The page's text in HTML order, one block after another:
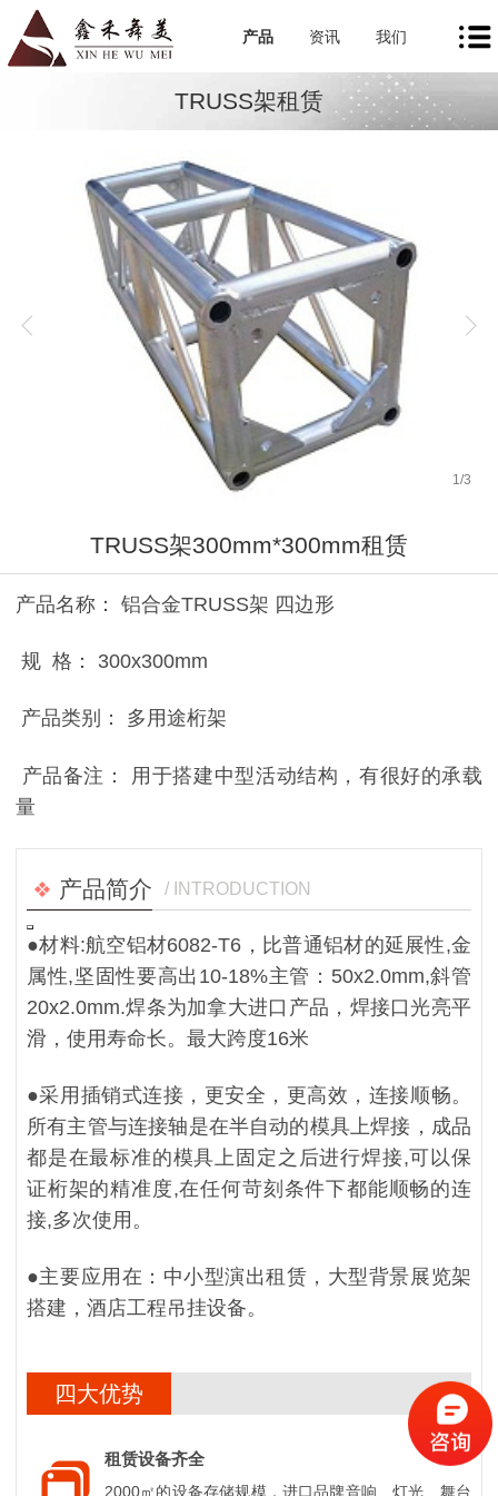
产品 资讯 我们
TRUSS架租赁
1 /3
TRUSS架300mm*300mm租赁
产品名称： 铝合金TRUSS架 四边形
规 格： 300x300mm
产品类别： 多用途桁架
产品备注： 用于搭建中型活动结构，有很好的承载
量
产品简介 / INTRODUCTION
●材料:航空铝材6082-T6，比普通铝材的延展性,金
属性,坚固性要高出10-18%主管：50x2.0mm,斜管
20x2.0mm.焊条为加拿大进口产品，焊接口光亮平
滑，使用寿命长。最大跨度16米
●采用插销式连接，更安全，更高效，连接顺畅。
所有主管与连接轴是在半自动的模具上焊接，成品
都是在最标准的模具上固定之后进行焊接,可以保
证桁架的精准度,在任何苛刻条件下都能顺畅的连
接,多次使用。
●主要应用在：中小型演出租赁，大型背景展览架
搭建，酒店工程吊挂设备。
四大优势
租赁设备齐全
2000㎡的设备存储规模，进口品牌音响、灯光、舞台